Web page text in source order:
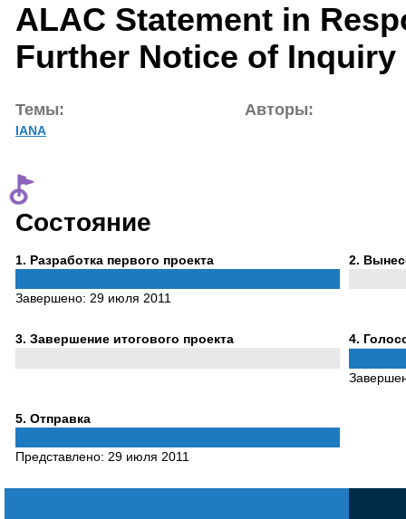
ALAC Statement in
Further Notice of Inquiry
Темы:
IANA
Авторы:
Состояние
1 Phase
. Разработка первого проекта
Завершено: 29 июля 2011
2 Phase
.
3Phase
. Завершение итогового проекта 4Phase
.
5Phase
. Отправка
Представлено: 29 июля 2011